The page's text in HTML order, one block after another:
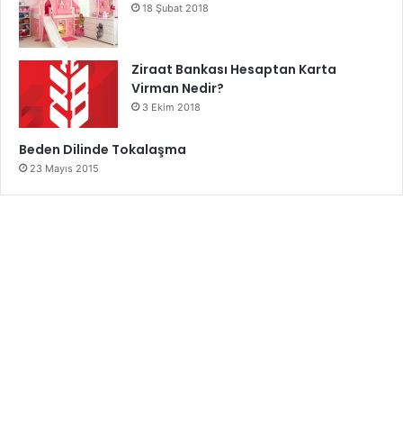
18 Şubat 2018
Ziraat Bankası Hesaptan Karta
Virman Nedir?
3 Ekim 2018
Beden Dilinde Tokalaşma
23 Mayıs 2015